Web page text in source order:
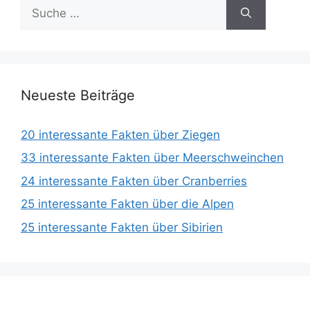
nach:
Neueste Beiträge
20 interessante Fakten über Ziegen
33 interessante Fakten über Meerschweinchen
24 interessante Fakten über Cranberries
25 interessante Fakten über die Alpen
25 interessante Fakten über Sibirien